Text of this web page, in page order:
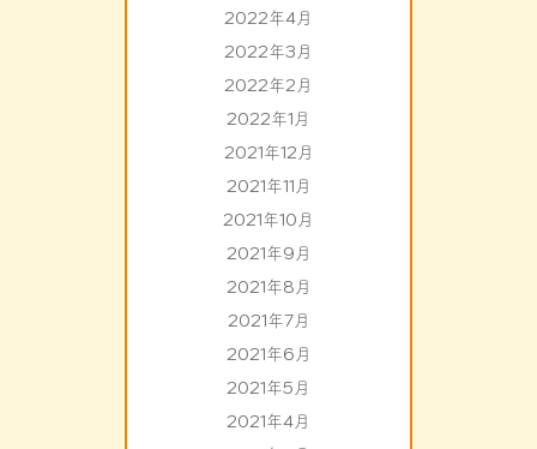
2022年4月
2022年3月
2022年2月
2022年1月
2021年12月
2021年11月
2021年10月
2021年9月
2021年8月
2021年7月
2021年6月
2021年5月
2021年4月